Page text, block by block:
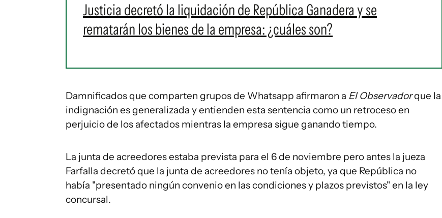
Justicia decretó la liquidación de República Ganadera y se
rematarán los bienes de la empresa: ¿cuáles son?
Damnificados que comparten grupos de Whatsapp afirmaron a El Observadorque la
indignación es generalizada y entienden esta sentencia como un retroceso en
perjuicio de los afectados mientras la empresa sigue ganando tiempo.
La junta de acreedores estaba prevista para el 6 de noviembre pero antes la jueza
Farfalla decretó que la junta de acreedores no tenía objeto, ya que República no
había "presentado ningún convenio en las condiciones y plazos previstos" en la ley
concursal.